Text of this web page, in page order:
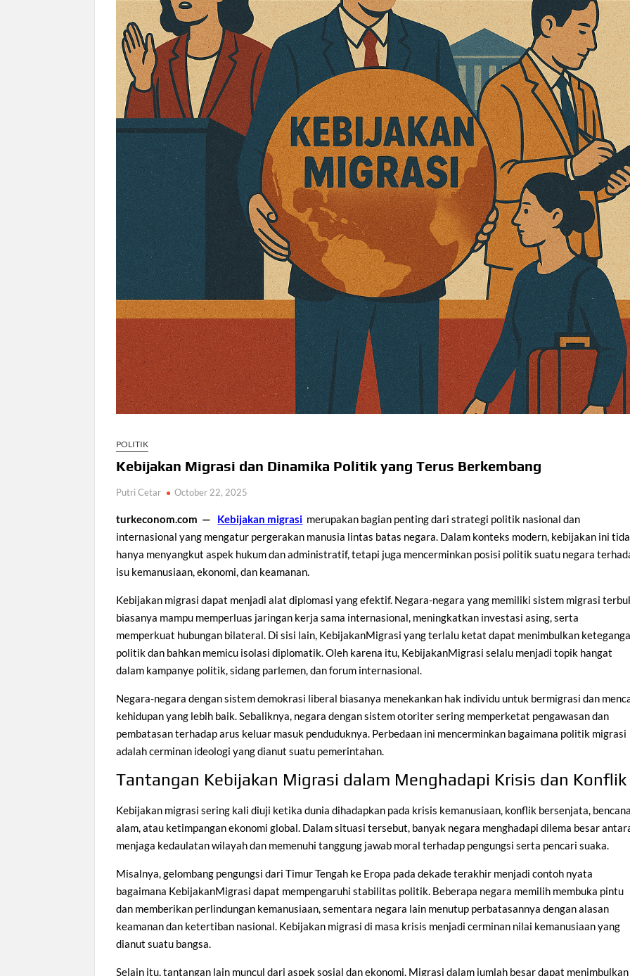
POLITIK
Kebijakan Migrasi dan Dinamika Politik yang Terus Berkembang
Putri Cetar October 22, 2025
turkeconom.com — Kebijakan migrasi merupakan bagian penting dari strategi politik nasional dan
internasional yang mengatur pergerakan manusia lintas batas negara. Dalam konteks modern, kebijakan ini
hanya menyangkut aspek hukum dan administratif, tetapi juga mencerminkan posisi politik suatu negara
isu kemanusiaan, ekonomi, dan keamanan.
Kebijakan migrasi dapat menjadi alat diplomasi yang efektif. Negara-negara yang memiliki sistem migrasi
biasanya mampu memperluas jaringan kerja sama internasional, meningkatkan investasi asing, serta
memperkuat hubungan bilateral. Di sisi lain, KebijakanMigrasi yang terlalu ketat dapat menimbulkan
politik dan bahkan memicu isolasi diplomatik. Oleh karena itu, KebijakanMigrasi selalu menjadi topik hangat
dalam kampanye politik, sidang parlemen, dan forum internasional.
Negara-negara dengan sistem demokrasi liberal biasanya menekankan hak individu untuk bermigrasi dan
kehidupan yang lebih baik. Sebaliknya, negara dengan sistem otoriter sering memperketat pengawasan dan
pembatasan terhadap arus keluar masuk penduduknya. Perbedaan ini mencerminkan bagaimana politik migrasi
adalah cerminan ideologi yang dianut suatu pemerintahan.
Tantangan Kebijakan Migrasi dalam Menghadapi Krisis dan Konflik
Kebijakan migrasi sering kali diuji ketika dunia dihadapkan pada krisis kemanusiaan, konflik bersenjata,
alam, atau ketimpangan ekonomi global. Dalam situasi tersebut, banyak negara menghadapi dilema besar
menjaga kedaulatan wilayah dan memenuhi tanggung jawab moral terhadap pengungsi serta pencari suaka.
Misalnya, gelombang pengungsi dari Timur Tengah ke Eropa pada dekade terakhir menjadi contoh nyata
bagaimana KebijakanMigrasi dapat mempengaruhi stabilitas politik. Beberapa negara memilih membuka pintu
dan memberikan perlindungan kemanusiaan, sementara negara lain menutup perbatasannya dengan alasan
keamanan dan ketertiban nasional. Kebijakan migrasi di masa krisis menjadi cerminan nilai kemanusiaan yang
dianut suatu bangsa.
Selain itu, tantangan lain muncul dari aspek sosial dan ekonomi. Migrasi dalam jumlah besar dapat menimbulkan